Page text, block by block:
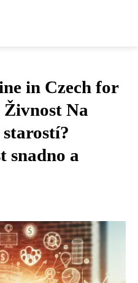
in Czech for
Na
starostí?
snadno a